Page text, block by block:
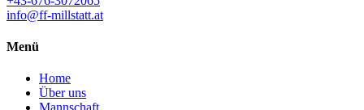
info@ff-millstatt.at
Menü
Home
Über uns